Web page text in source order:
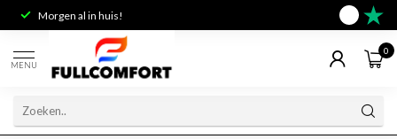
Morgen al in huis!
MENU
0